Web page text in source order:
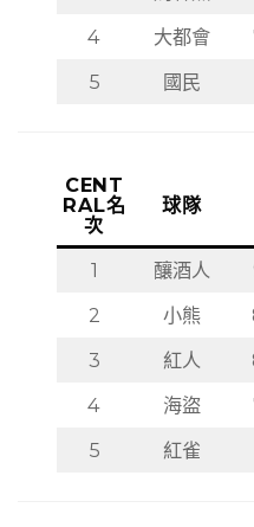
4
大都會
5
國民
CENT
RAL名
次
球隊
1 釀酒人
2
小熊
3
紅人
4
海盜
5
紅雀